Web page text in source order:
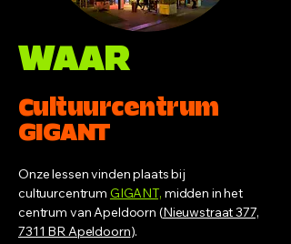
WAAR
Cultuurcentrum
GIGANT
Onze lessen vinden plaats bij
cultuurcentrum GIGANT, midden in het
centrum van Apeldoorn (Nieuwstraat 377,
7311 BR Apeldoorn).